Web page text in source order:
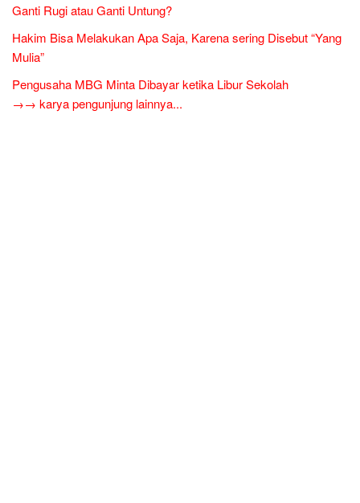
Ganti Rugi atau Ganti Untung?
Hakim Bisa Melakukan Apa Saja, Karena sering Disebut “Yang
Mulia”
Pengusaha MBG Minta Dibayar ketika Libur Sekolah
→→ karya pengunjung lainnya...